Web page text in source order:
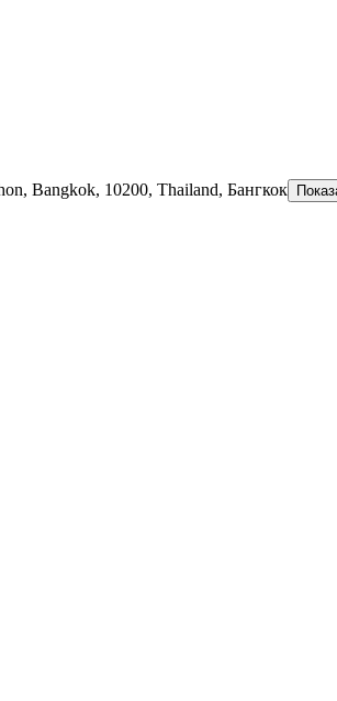
Bangkok, 10200, Thailand, Бангкок